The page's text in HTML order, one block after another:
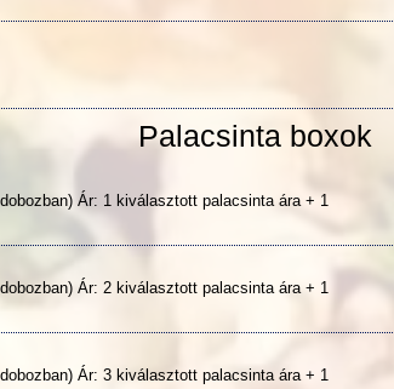
Palacsinta boxok
Ár: 1 kiválasztott palacsinta ára + 1
Ár: 2 kiválasztott palacsinta ára + 1
Ár: 3 kiválasztott palacsinta ára + 1